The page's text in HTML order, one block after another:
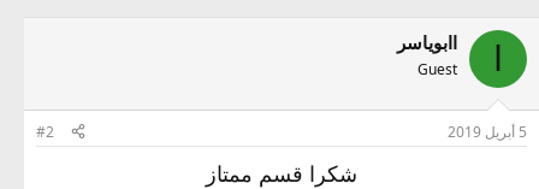
اابوياسر
Guest
5 أبريل 2019 #2
شكرا قسم ممتاز